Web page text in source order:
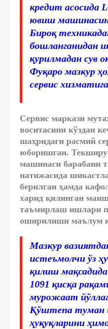
кредит асосида
ювиш
Бироқ
бошланганидан
қурилмадан сув
Фуқаро мазкур
сервис
Сервис маркази
воситасини кўздан
шаҳридаги расмий
юборишган.
машинаси барабани
натижасида
берилган ҳамда
харид қилинган
таъмирлаш ишлари
оширилиши маълум
Мазкур
истеъмолчи ўз
қилиш
1091 қисқа
мурожаат
Қўштепа туман
ҳуқуқларини